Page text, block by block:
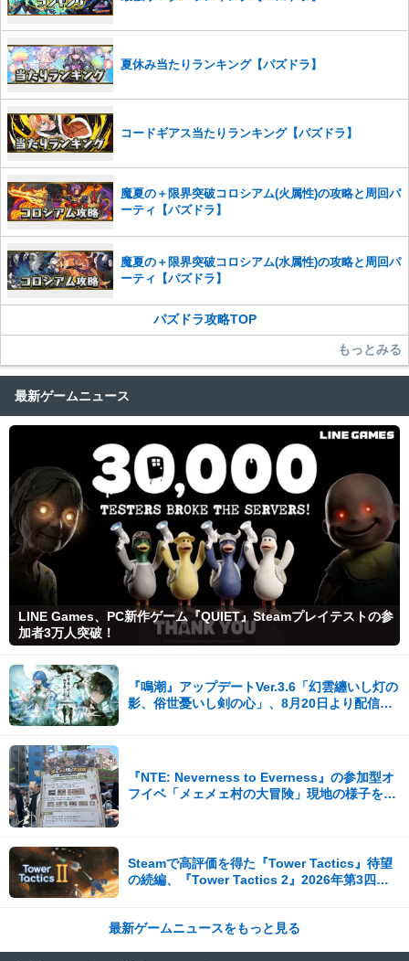
また、過度な利用規約の違反や、弊社に損害の及ぶ内容の書き込みがあ
った場合は、法的措置をとらせていただく場合もございますので、あら
かじめご理解くださいませ。
夏休み当たりランキング【パズドラ】
コードギアス当たりランキング【パズドラ】
魔夏の＋限界突破コロシアム(火属性)の攻略と周回パ
ーティ【パズドラ】
魔夏の＋限界突破コロシアム(水属性)の攻略と周回パ
ーティ【パズドラ】
パズドラ攻略TOP
もっとみる
最新ゲームニュース
LINE Games、PC新作ゲーム『QUIET』Steamプレイテストの参
加者3万人突破！
『鳴潮』アップデートVer.3.6「幻雲纏いし灯の
影、俗世憂いし剣の心」、8月20日より配信開
『NTE: Neverness to Everness』の参加型オ
フイベ「メェメェ村の大冒険」現地の様子をレ
Steamで高評価を得た『Tower Tactics』待望
の続編、『Tower Tactics 2』2026年第3四半
最新ゲームニュースをもっと見る